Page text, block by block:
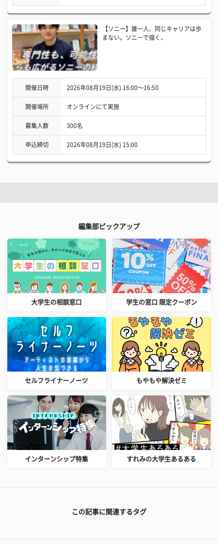
【ソニー】誰一人、同じキャリアは歩
まない。ソニーで描く、
開催日時 2026年08月19日(水) 16:00〜16:50
開催場所 オンラインにて実施
募集人数 300名
申込締切 2026年08月19日(水) 15:00
編集部ピックアップ
大学生の相談窓口 学生の窓口 限定クーポン
セルフライナーノーツ もやもや解決ゼミ
インターンシップ特集 すれみの大学生あるある
この記事に関連するタグ